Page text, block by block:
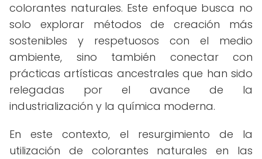
colorantes naturales. Este enfoque busca no
solo explorar métodos de creación más
sostenibles y respetuosos con el medio
ambiente, sino también conectar con
prácticas artísticas ancestrales que han sido
relegadas por el avance de la
industrialización y la química moderna.
En este contexto, el resurgimiento de la
utilización de colorantes naturales en las